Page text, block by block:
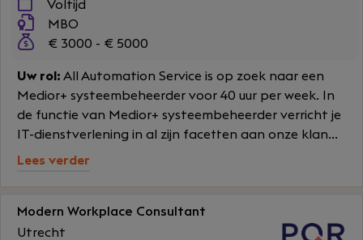
Voltijd
MBO
€ 3000 - € 5000
Uw rol: All Automation Service is op zoek naar een
Medior+ systeembeheerder voor 40 uur per week. In
de functie van Medior+ systeembeheerder verricht je
IT-dienstverlening in al zijn facetten aan onze klan...
Lees verder
Modern Workplace Consultant
Utrecht